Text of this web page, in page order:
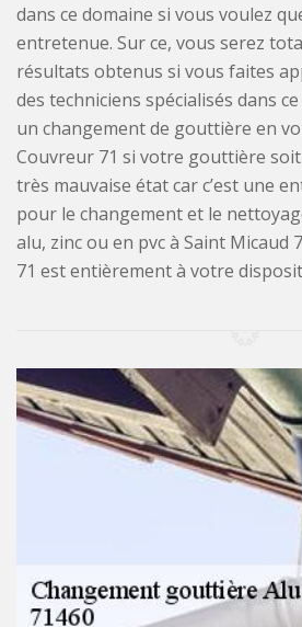
dans ce domaine si vous voulez
entretenue. Sur ce, vous serez
résultats obtenus si vous faites
des techniciens spécialisés dans
un changement de gouttière en
Couvreur 71 si votre gouttière
très mauvaise état car c’est une
pour le changement et le
alu, zinc ou en pvc à Saint Micaud
71 est entièrement à votre